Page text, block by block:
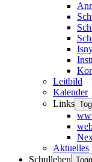
Leitbild
Kalender
Links
Aktuelles
Schulleben